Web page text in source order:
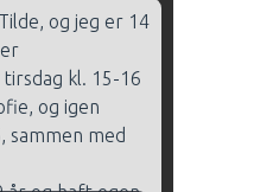
og jeg er 14
kl. 15-16
og igen
sammen med